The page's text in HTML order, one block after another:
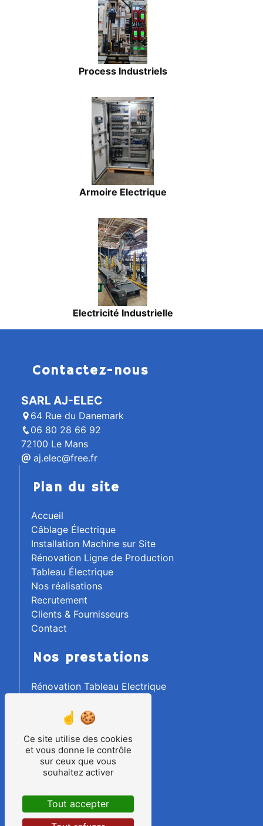
Process Industriels
Armoire Electrique
Electricité Industrielle
Contactez-nous
SARL AJ-ELEC
64 Rue du Danemark
72100 Le Mans
06 80 28 66 92
aj.elec@free.fr
Plan du site
Accueil
Tableau Électrique
Câblage Électrique
Nos réalisations
Contact
Installation Machine sur Site
Rénovation Ligne de Production
Recrutement
Clients & Fournisseurs
Nos prestations
Rénovation Tableau Electrique
Electricité Générale
Tableautier
Câblage d'Armoire
Machine Spéciale
Ilot Robotisé
Raccordement
Armoire Electrique
Ce site utilise des cookies
et vous donne le contrôle
sur ceux que vous
souhaitez activer
Tout accepter